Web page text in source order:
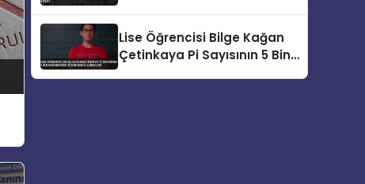
Lise Öğrencisi Bilge Kağan
Çetinkaya Pi Sayısının 5 Bin